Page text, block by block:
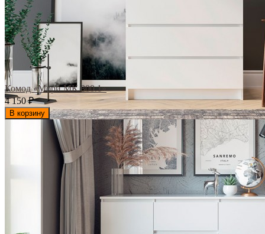
Комод «Мори МК 800.1»
4 150₽
В корзину